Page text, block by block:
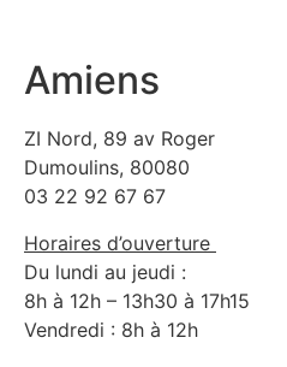
Amiens
ZI Nord, 89 av Roger
Dumoulins, 80080
03 22 92 67 67
Horaires d’ouverture
Du lundi au jeudi :
8h à 12h – 13h30 à 17h15
Vendredi : 8h à 12h